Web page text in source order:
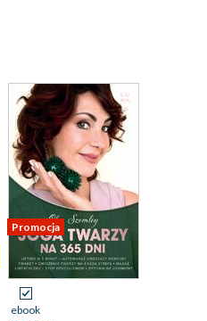
Promocja
ebook